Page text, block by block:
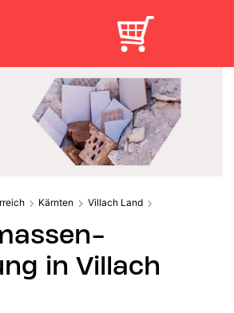
Kärnten
Villach Land
in Villach